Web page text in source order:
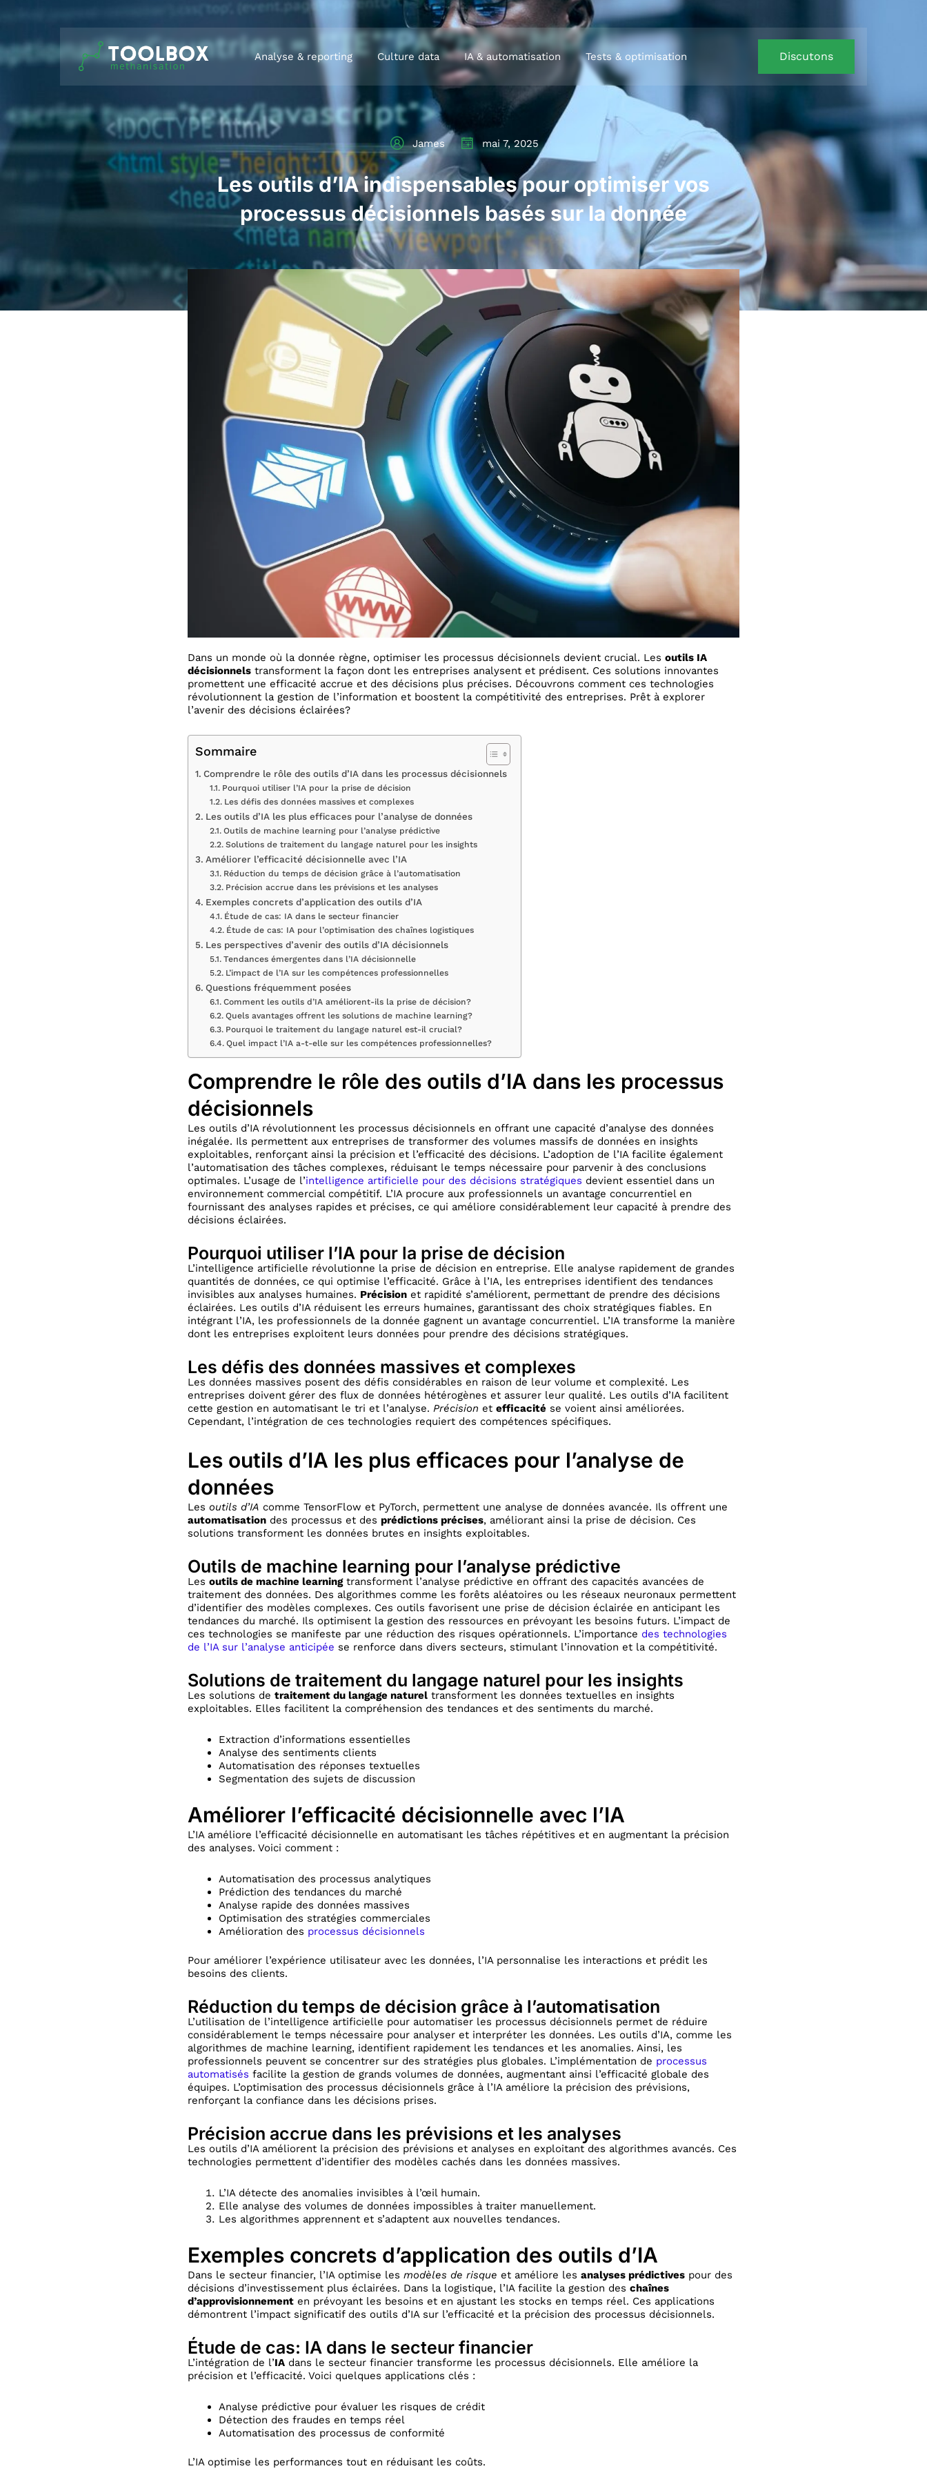
Analyse & reporting Culture data IA & automatisation Tests & optimisation Discutons
James mai 7, 2025
Les outils d’IA indispensables pour optimiser vos
processus décisionnels basés sur la donnée
Dans un monde où la donnée règne, optimiser les processus décisionnels devient crucial. Les outils IA
décisionnels transforment la façon dont les entreprises analysent et prédisent. Ces solutions innovantes
promettent une efficacité accrue et des décisions plus précises. Découvrons comment ces technologies
révolutionnent la gestion de l’information et boostent la compétitivité des entreprises. Prêt à explorer
l’avenir des décisions éclairées?
Sommaire
Comprendre le rôle des outils d’IA dans les processus décisionnels
Pourquoi utiliser l’IA pour la prise de décision
Les défis des données massives et complexes
Les outils d’IA les plus efficaces pour l’analyse de données
Outils de machine learning pour l’analyse prédictive
Solutions de traitement du langage naturel pour les insights
Améliorer l’efficacité décisionnelle avec l’IA
Réduction du temps de décision grâce à l’automatisation
Précision accrue dans les prévisions et les analyses
Exemples concrets d’application des outils d’IA
Étude de cas: IA dans le secteur financier
Étude de cas: IA pour l’optimisation des chaînes logistiques
Les perspectives d’avenir des outils d’IA décisionnels
Tendances émergentes dans l’IA décisionnelle
L’impact de l’IA sur les compétences professionnelles
Questions fréquemment posées
Comment les outils d’IA améliorent-ils la prise de décision?
Quels avantages offrent les solutions de machine learning?
Pourquoi le traitement du langage naturel est-il crucial?
Quel impact l’IA a-t-elle sur les compétences professionnelles?
Comprendre le rôle des outils d’IA dans les processus
décisionnels
Les outils d’IA révolutionnent les processus décisionnels en offrant une capacité d’analyse des données
inégalée. Ils permettent aux entreprises de transformer des volumes massifs de données en insights
exploitables, renforçant ainsi la précision et l’efficacité des décisions. L’adoption de l’IA facilite également
l’automatisation des tâches complexes, réduisant le temps nécessaire pour parvenir à des conclusions
optimales. L’usage de l’intelligence artificielle pour des décisions stratégiques devient essentiel dans un
environnement commercial compétitif. L’IA procure aux professionnels un avantage concurrentiel en
fournissant des analyses rapides et précises, ce qui améliore considérablement leur capacité à prendre des
décisions éclairées.
Pourquoi utiliser l’IA pour la prise de décision
L’intelligence artificielle révolutionne la prise de décision en entreprise. Elle analyse rapidement de grandes
quantités de données, ce qui optimise l’efficacité. Grâce à l’IA, les entreprises identifient des tendances
invisibles aux analyses humaines. Précision et rapidité s’améliorent, permettant de prendre des décisions
éclairées. Les outils d’IA réduisent les erreurs humaines, garantissant des choix stratégiques fiables. En
intégrant l’IA, les professionnels de la donnée gagnent un avantage concurrentiel. L’IA transforme la manière
dont les entreprises exploitent leurs données pour prendre des décisions stratégiques.
Les défis des données massives et complexes
Les données massives posent des défis considérables en raison de leur volume et complexité. Les
entreprises doivent gérer des flux de données hétérogènes et assurer leur qualité. Les outils d’IA facilitent
cette gestion en automatisant le tri et l’analyse. Précision et efficacité se voient ainsi améliorées.
Cependant, l’intégration de ces technologies requiert des compétences spécifiques.
Les outils d’IA les plus efficaces pour l’analyse de
données
Les outils d’IA comme TensorFlow et PyTorch, permettent une analyse de données avancée. Ils offrent une
automatisation des processus et des prédictions précises, améliorant ainsi la prise de décision. Ces
solutions transforment les données brutes en insights exploitables.
Outils de machine learning pour l’analyse prédictive
Les outils de machine learningtransforment l’analyse prédictive en offrant des capacités avancées de
traitement des données. Des algorithmes comme les forêts aléatoires ou les réseaux neuronaux permettent
d’identifier des modèles complexes. Ces outils favorisent une prise de décision éclairée en anticipant les
tendances du marché. Ils optimisent la gestion des ressources en prévoyant les besoins futurs. L’impact de
ces technologies se manifeste par une réduction des risques opérationnels. L’importance des technologies
de l’IA sur l’analyse anticipée se renforce dans divers secteurs, stimulant l’innovation et la compétitivité.
Solutions de traitement du langage naturel pour les insights
Les solutions de traitement du langage naturel transforment les données textuelles en insights
exploitables. Elles facilitent la compréhension des tendances et des sentiments du marché.
Extraction d’informations essentielles
Analyse des sentiments clients
Automatisation des réponses textuelles
Segmentation des sujets de discussion
Améliorer l’efficacité décisionnelle avec l’IA
L’IA améliore l’efficacité décisionnelle en automatisant les tâches répétitives et en augmentant la précision
des analyses. Voici comment :
Automatisation des processus analytiques
Prédiction des tendances du marché
Analyse rapide des données massives
Optimisation des stratégies commerciales
Amélioration des processus décisionnels
Pour améliorer l’expérience utilisateur avec les données, l’IA personnalise les interactions et prédit les
besoins des clients.
Réduction du temps de décision grâce à l’automatisation
L’utilisation de l’intelligence artificielle pour automatiser les processus décisionnels permet de réduire
considérablement le temps nécessaire pour analyser et interpréter les données. Les outils d’IA, comme les
algorithmes de machine learning, identifient rapidement les tendances et les anomalies. Ainsi, les
professionnels peuvent se concentrer sur des stratégies plus globales. L’implémentation de processus
automatisés facilite la gestion de grands volumes de données, augmentant ainsi l’efficacité globale des
équipes. L’optimisation des processus décisionnels grâce à l’IA améliore la précision des prévisions,
renforçant la confiance dans les décisions prises.
Précision accrue dans les prévisions et les analyses
Les outils d’IA améliorent la précision des prévisions et analyses en exploitant des algorithmes avancés. Ces
technologies permettent d’identifier des modèles cachés dans les données massives.
L’IA détecte des anomalies invisibles à l’œil humain.
Elle analyse des volumes de données impossibles à traiter manuellement.
Les algorithmes apprennent et s’adaptent aux nouvelles tendances.
Exemples concrets d’application des outils d’IA
Dans le secteur financier, l’IA optimise les modèles de risque et améliore les analyses prédictives pour des
décisions d’investissement plus éclairées. Dans la logistique, l’IA facilite la gestion des chaînes
d’approvisionnement en prévoyant les besoins et en ajustant les stocks en temps réel. Ces applications
démontrent l’impact significatif des outils d’IA sur l’efficacité et la précision des processus décisionnels.
Étude de cas: IA dans le secteur financier
L’intégration de l’IA dans le secteur financier transforme les processus décisionnels. Elle améliore la
précision et l’efficacité. Voici quelques applications clés :
Analyse prédictive pour évaluer les risques de crédit
Détection des fraudes en temps réel
Automatisation des processus de conformité
L’IA optimise les performances tout en réduisant les coûts.